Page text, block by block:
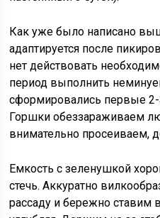
Как уже было написано
адаптируется после
нет действовать
период выполнить
сформировались первые 2-
Горшки обеззараживаем
внимательно просеиваем,
Емкость с зеленушкой
стечь. Аккуратно
рассаду и бережно ставим